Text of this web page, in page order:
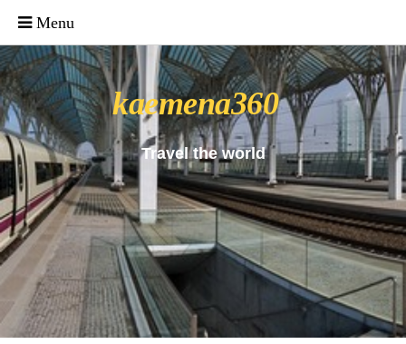
kaemena360
Travel the world